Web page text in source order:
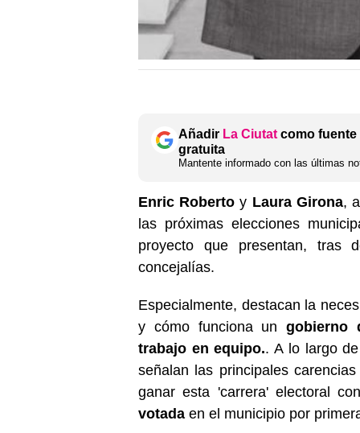
Añadir La Ciutat como fuente
gratuita
Mantente informado con las últimas
Enric Roberto y Laura Girona,
las próximas elecciones
proyecto que presentan, tras
concejalías.
Especialmente, destacan la
y cómo funciona ungobierno
trabajo en equipo.. A lo largo
señalan las principales
ganar esta 'carrera' electoral
votada en el municipio por